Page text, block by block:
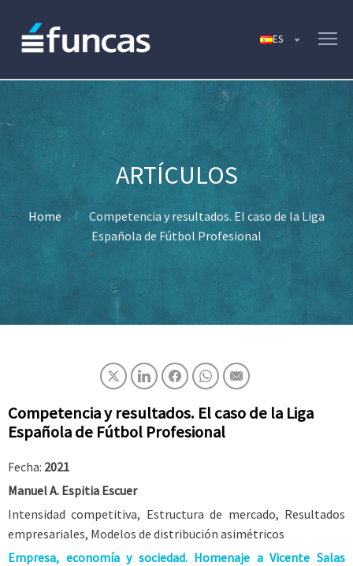
Home
Competencia y resultados. El caso de la Liga
Española de Fútbol Profesional
Competencia y resultados. El caso de la Liga
Española de Fútbol Profesional
Fecha: 2021
Manuel A. Espitia Escuer
Intensidad competitiva, Estructura de mercado, Resultados
empresariales, Modelos de distribución asimétricos
Empresa, economía y sociedad. Homenaje a Vicente Salas